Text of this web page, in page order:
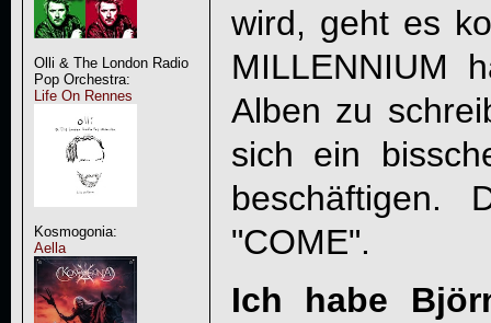
Olli & The London Radio
Pop Orchestra:
Life On Rennes
Kosmogonia:
Aella
wird, geht es
MILLENNIUM
Alben zu
sich ein
"COME".
Ich habe